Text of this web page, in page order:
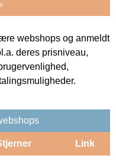
webshops og anmeldt
deres prisniveau,
Link